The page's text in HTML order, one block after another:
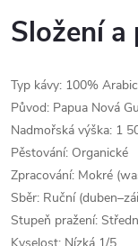
Složení a
Typ kávy: 100%
Původ: Papua Nová
Nadmořská výška: 1
Pěstování: Organické
Zpracování: Mokré
Sběr: Ruční
Stupeň pražení: